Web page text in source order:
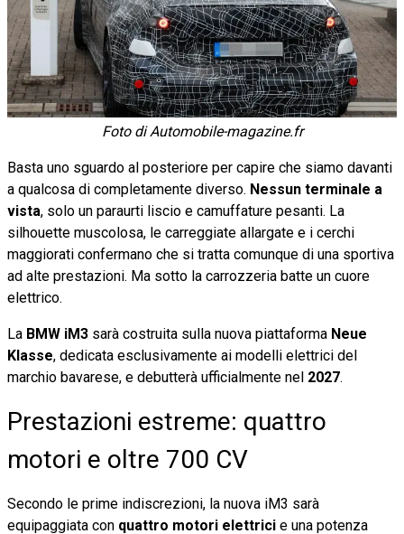
Foto di Automobile-magazine.fr
Basta uno sguardo al posteriore per capire che siamo davanti
a qualcosa di completamente diverso. Nessun terminale a
vista, solo un paraurti liscio e camuffature pesanti. La
silhouette muscolosa, le carreggiate allargate e i cerchi
maggiorati confermano che si tratta comunque di una sportiva
ad alte prestazioni. Ma sotto la carrozzeria batte un cuore
elettrico.
La BMW iM3 sarà costruita sulla nuova piattaforma Neue
Klasse, dedicata esclusivamente ai modelli elettrici del
marchio bavarese, e debutterà ufficialmente nel 2027.
Prestazioni estreme: quattro
motori e oltre 700 CV
Secondo le prime indiscrezioni, la nuova iM3 sarà
equipaggiata con quattro motori elettrici e una potenza